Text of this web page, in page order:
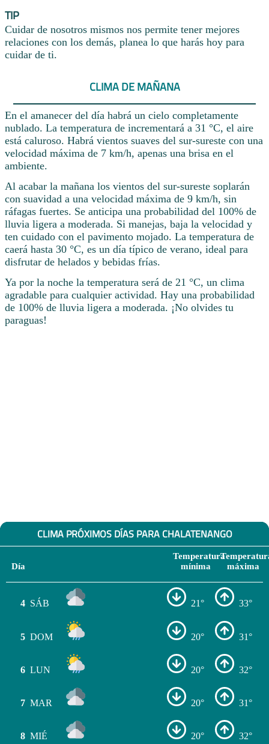
TIP
Cuidar de nosotros mismos nos permite tener mejores
relaciones con los demás, planea lo que harás hoy para
cuidar de ti.
CLIMA DE MAÑANA
En el amanecer del día habrá un cielo completamente
nublado. La temperatura de incrementará a 31 °C, el aire
está caluroso. Habrá vientos suaves del sur-sureste con una
velocidad máxima de 7 km/h, apenas una brisa en el
ambiente.
Al acabar la mañana los vientos del sur-sureste soplarán
con suavidad a una velocidad máxima de 9 km/h, sin
ráfagas fuertes. Se anticipa una probabilidad del 100% de
lluvia ligera a moderada. Si manejas, baja la velocidad y
ten cuidado con el pavimento mojado. La temperatura de
caerá hasta 30 °C, es un día típico de verano, ideal para
disfrutar de helados y bebidas frías.
Ya por la noche la temperatura será de 21 °C, un clima
agradable para cualquier actividad. Hay una probabilidad
de 100% de lluvia ligera a moderada. ¡No olvides tu
paraguas!
CLIMA PRÓXIMOS DÍAS PARA CHALATENANGO
Día
Temperatura
mínima
máxima
4 SÁB 21° 33°
5 DOM 20° 31°
6 LUN 20° 32°
7 MAR 20° 31°
8 MIÉ 20° 32°